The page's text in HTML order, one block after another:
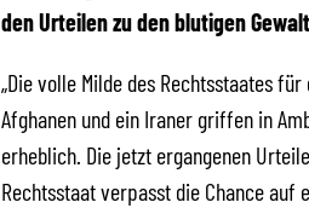
den Urteilen zu den blutigen
„Die volle Milde des Rechtsstaates
Afghanen und ein Iraner griffen in
erheblich. Die jetzt ergangenen
Rechtsstaat verpasst die Chance